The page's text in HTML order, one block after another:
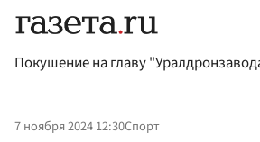
Покушение на главу
7 ноября 2024 12:30Спорт